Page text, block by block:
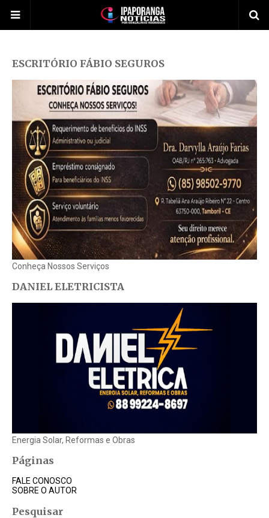
ESCRITÓRIO FÁBIO SEGUROS
Conheça Nossos Serviços
DANIEL ELETRICISTA
Energia Solar, Reformas e Obras
Páginas
FALE CONOSCO
SOBRE O AUTOR
Pesquisar